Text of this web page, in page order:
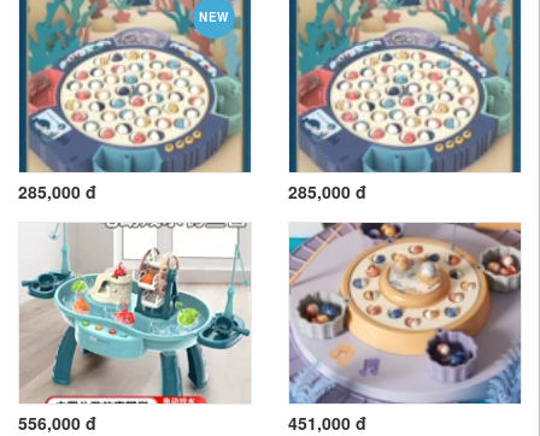
NEW
285,000 đ 285,000 đ
556,000 đ 451,000 đ